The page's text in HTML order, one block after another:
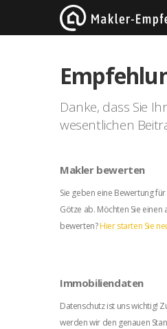
Danke, dass Sie
wesentlichen
Makler bewerten
Sie geben eine Bewertung
Götze ab. Möchten Sie einen
bewerten?Hier starten Sie
Immobiliendaten
Datenschutz ist uns wichtig!
werden wir den genauen